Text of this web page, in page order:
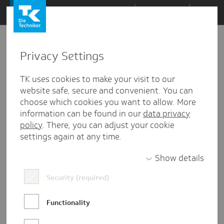
Zum
Inhalt
springen
Jannik Maczey
Jannik ist Redakteur in der
Unternehmenskommunikation der TK in
Privacy Settings
TK uses cookies to make your visit to our
website safe, secure and convenient. You can
choose which cookies you want to allow. More
information can be found in our data privacy
policy. There, you can adjust your cookie
settings again at any time.
Show details
Security (required)
Functionality